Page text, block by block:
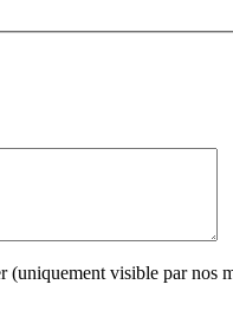
(uniquement visible par nos